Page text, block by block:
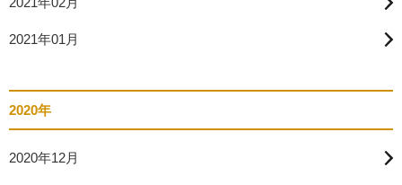
2021年01月
2020年
2020年12月